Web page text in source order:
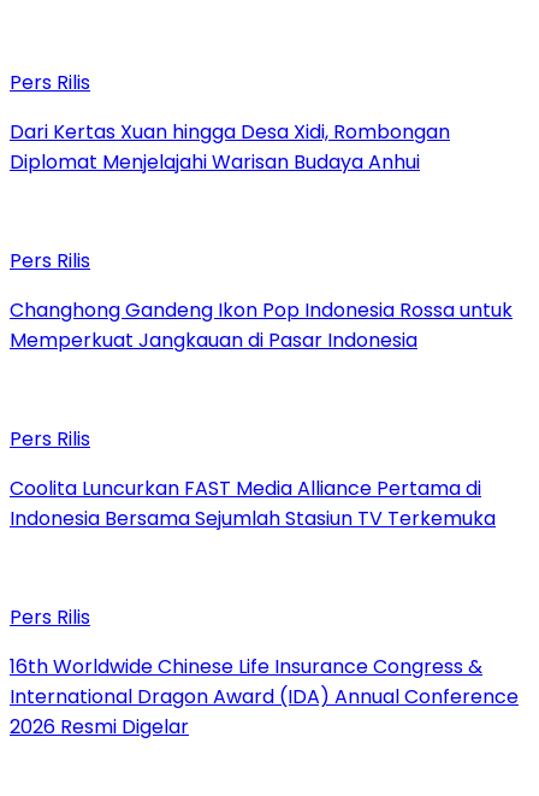
Pers Rilis
Dari Kertas Xuan hingga Desa Xidi, Rombongan
Diplomat Menjelajahi Warisan Budaya Anhui
Pers Rilis
Changhong Gandeng Ikon Pop Indonesia Rossa untuk
Memperkuat Jangkauan di Pasar Indonesia
Pers Rilis
Coolita Luncurkan FAST Media Alliance Pertama di
Indonesia Bersama Sejumlah Stasiun TV Terkemuka
Pers Rilis
16th Worldwide Chinese Life Insurance Congress &
International Dragon Award (IDA) Annual Conference
2026 Resmi Digelar